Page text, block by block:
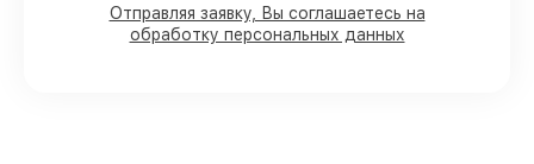
80%работ в присутствии заказчика
Отправляя заявку, Вы соглашаетесь на
обработку персональных данных